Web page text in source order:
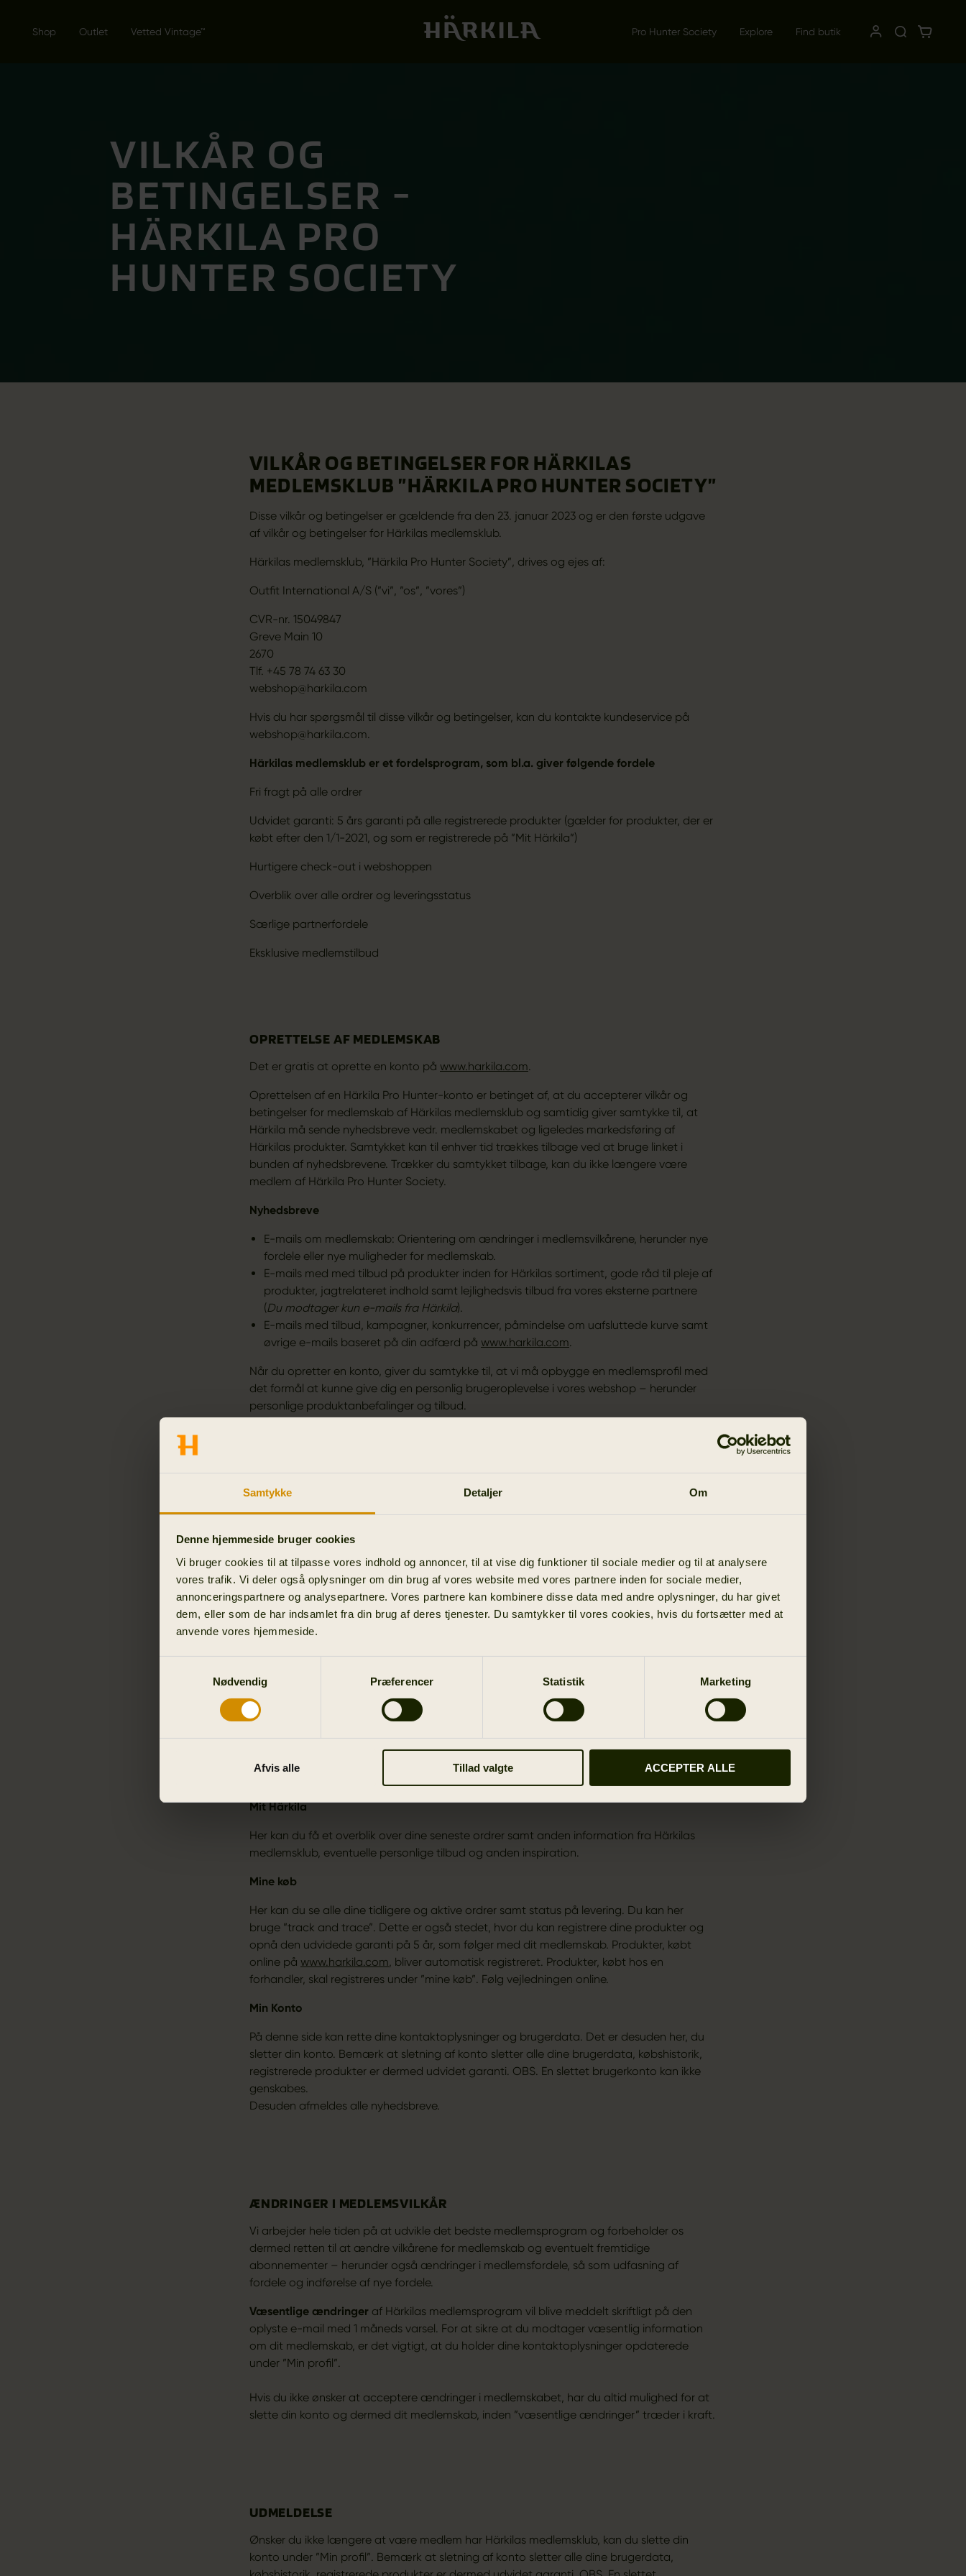
Samtykke Detaljer Om
Denne hjemmeside bruger cookies
Vi bruger cookies til at tilpasse vores indhold og annoncer, til at vise dig funktioner til sociale medier og til at analysere
vores trafik. Vi deler også oplysninger om din brug af vores website med vores partnere inden for sociale medier,
annonceringspartnere og analysepartnere. Vores partnere kan kombinere disse data med andre oplysninger, du har givet
dem, eller som de har indsamlet fra din brug af deres tjenester. Du samtykker til vores cookies, hvis du fortsætter med at
anvende vores hjemmeside.
Nødvendig
Præferencer Statistik Marketing
Afvis alle Tillad valgte ACCEPTER ALLE
Shop Outlet Vetted Vintage™ Pro Hunter Society Explore Find butik
VILKÅR OG
BETINGELSER -
HÄRKILA PRO
HUNTER SOCIETY
VILKÅR OG BETINGELSER FOR HÄRKILAS
MEDLEMSKLUB ”HÄRKILA PRO HUNTER SOCIETY”
Disse vilkår og betingelser er gældende fra den 23. januar 2023 og er den første udgave
af vilkår og betingelser for Härkilas medlemsklub.
Härkilas medlemsklub, ”Härkila Pro Hunter Society”, drives og ejes af:
Outfit International A/S (”vi”, ”os”, ”vores”)
CVR-nr. 15049847
Greve Main 10
2670
Tlf. +45 78 74 63 30
webshop@harkila.com
Hvis du har spørgsmål til disse vilkår og betingelser, kan du kontakte kundeservice på
webshop@harkila.com.
Härkilas medlemsklub er et fordelsprogram, som bl.a. giver følgende fordele
Fri fragt på alle ordrer
Udvidet garanti: 5 års garanti på alle registrerede produkter (gælder for produkter, der er
købt efter den 1/1-2021, og som er registrerede på ”Mit Härkila”)
Hurtigere check-out i webshoppen
Overblik over alle ordrer og leveringsstatus
Særlige partnerfordele
Eksklusive medlemstilbud
OPRETTELSE AF MEDLEMSKAB
Det er gratis at oprette en konto på www.harkila.com.
Oprettelsen af en Härkila Pro Hunter-konto er betinget af, at du accepterer vilkår og
betingelser for medlemskab af Härkilas medlemsklub og samtidig giver samtykke til, at
Härkila må sende nyhedsbreve vedr. medlemskabet og ligeledes markedsføring af
Härkilas produkter. Samtykket kan til enhver tid trækkes tilbage ved at bruge linket i
bunden af nyhedsbrevene. Trækker du samtykket tilbage, kan du ikke længere være
medlem af Härkila Pro Hunter Society.
Nyhedsbreve
E-mails om medlemskab: Orientering om ændringer i medlemsvilkårene, herunder nye
fordele eller nye muligheder for medlemskab.
E-mails med med tilbud på produkter inden for Härkilas sortiment, gode råd til pleje af
produkter, jagtrelateret indhold samt lejlighedsvis tilbud fra vores eksterne partnere
(Du modtager kun e-mails fra Härkila).
E-mails med tilbud, kampagner, konkurrencer, påmindelse om uafsluttede kurve samt
øvrige e-mails baseret på din adfærd på www.harkila.com.
Når du opretter en konto, giver du samtykke til, at vi må opbygge en medlemsprofil med
det formål at kunne give dig en personlig brugeroplevelse i vores webshop – herunder
personlige produktanbefalinger og tilbud.
Efter du har oprettet en konto, sender vi dig en velkomstmail med informationer om dit
medlemskab samt en introduktion til Härkila Pro Hunter Society.
DIN MEDLEMSSIDE PÅ HARKILA.COM – ”MIT HÄRKILA”
Når du har oprettet en konto påwww.harkila.com, kan du logge ind med din e-mail og
selvvalgte adgangskode via ikon/link i øverste højre hjørne af websitet. Når du er logget
ind kan du se følgende faneblade:
Mit Härkila
Mit Härkila
Her kan du få et overblik over dine seneste ordrer samt anden information fra Härkilas
medlemsklub, eventuelle personlige tilbud og anden inspiration.
Mine køb
Her kan du se alle dine tidligere og aktive ordrer samt status på levering. Du kan her
bruge ”track and trace”. Dette er også stedet, hvor du kan registrere dine produkter og
opnå den udvidede garanti på 5 år, som følger med dit medlemskab. Produkter, købt
online på www.harkila.com, bliver automatisk registreret. Produkter, købt hos en
forhandler, skal registreres under ”mine køb”. Følg vejledningen online.
Min Konto
På denne side kan rette dine kontaktoplysninger og brugerdata. Det er desuden her, du
sletter din konto. Bemærk at sletning af konto sletter alle dine brugerdata, købshistorik,
registrerede produkter er dermed udvidet garanti. OBS. En slettet brugerkonto kan ikke
genskabes.
Desuden afmeldes alle nyhedsbreve.
ÆNDRINGER I MEDLEMSVILKÅR
Vi arbejder hele tiden på at udvikle det bedste medlemsprogram og forbeholder os
dermed retten til at ændre vilkårene for medlemskab og eventuelt fremtidige
abonnementer – herunder også ændringer i medlemsfordele, så som udfasning af
fordele og indførelse af nye fordele.
Væsentlige ændringer af Härkilas medlemsprogram vil blive meddelt skriftligt på den
oplyste e-mail med 1 måneds varsel. For at sikre at du modtager væsentlig information
om dit medlemskab, er det vigtigt, at du holder dine kontaktoplysninger opdaterede
under ”Min profil”.
Hvis du ikke ønsker at acceptere ændringer i medlemskabet, har du altid mulighed for at
slette din konto og dermed dit medlemskab, inden ”væsentlige ændringer” træder i kraft.
UDMELDELSE
Ønsker du ikke længere at være medlem har Härkilas medlemsklub, kan du slette din
konto under ”Min profil”. Bemærk at sletning af konto sletter alle dine brugerdata,